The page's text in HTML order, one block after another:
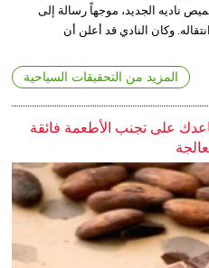
ناديه الجديد، موجهاً رسالة إلى
وكان النادي قد أعلن أن
المزيد من التحقيقات السياحية
على تجنب الأطعمة فائقة